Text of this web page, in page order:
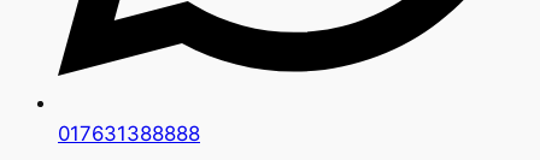
017631388888